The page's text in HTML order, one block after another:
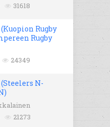
31618
(Kuopion Rugby
Rugby
24349
(Steelers N-
21273